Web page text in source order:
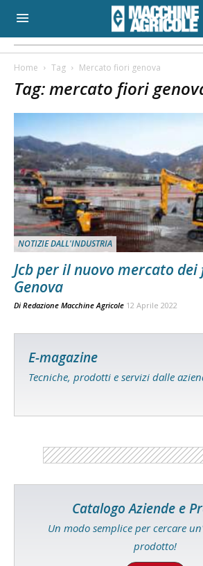
Home Tag Mercato fiori genova
Tag: mercato fiori
NOTIZIE DALL'INDUSTRIA
Jcb per il nuovo mercato
Genova
Di Redazione Macchine Agricole 12 Aprile 2022
E-magazine
Tecniche, prodotti e servizi dalle
Catalogo Aziende e
Un modo semplice per cercare
prodotto!